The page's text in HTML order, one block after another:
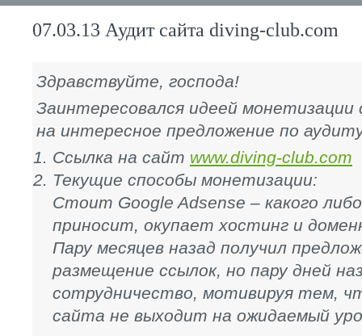
07.03.13 Аудит сайта diving-club.com
Здравствуйте, господа!
Заинтересовался идеей монетизации
на интересное предложение по
Ссылка на сайт www.diving-club.com
Текущие способы монетизации:
Стоит Google Adsense – какого
приносит, окупает хостинг и
Пару месяцев назад получил
размещение ссылок, но пару дней
сотрудничество, мотивируя тем,
сайта не выходит на ожидаемый